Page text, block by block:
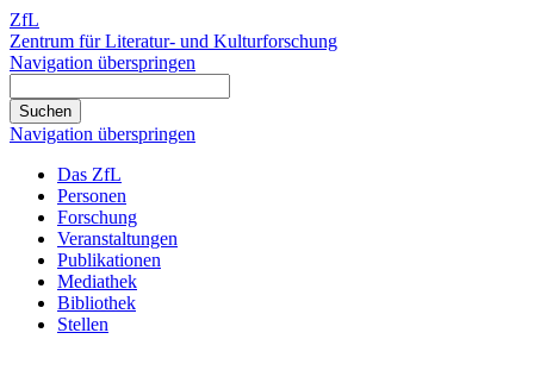
ZfL
Zentrum für Literatur- und Kulturforschung
Navigation überspringen
Navigation überspringen
Das ZfL
Personen
Forschung
Veranstaltungen
Publikationen
Mediathek
Bibliothek
Stellen